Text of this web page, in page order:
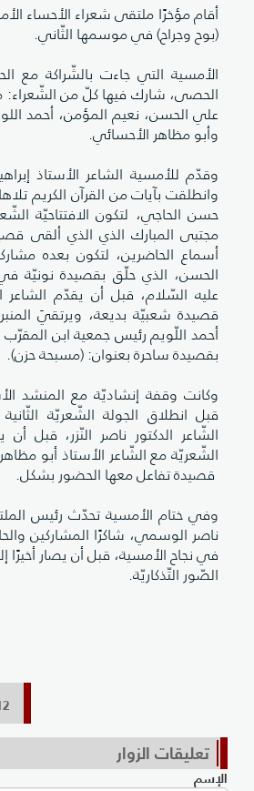
أقام مؤخرًا ملتقى شعراء الأحساء
(بوح وجراح) في موسمها الثّاني.
الأمسية التي جاءت بالشّراكة مع
الحصى، شارك فيها كلّ من الشّعراء:
علي الحسن، نعيم المؤمن، أحمد
وأبو مظاهر الأحسائي.
وقدّم للأمسية الشاعر الأستاذ
وانطلقت بآيات من القرآن الكريم
حسن الحاجي، لتكون الافتتاحيّة
مجتبى المبارك الذي الذي ألقى
أسماع الحاضرين، لتكون بعده
الحسن، الذي حلّق بقصيدة نونيّة
عليه السّلام، قبل أن يقدّم الشاعر
قصيدة شعبيّة بديعة، ويرتقيَ
أحمد اللّويم رئيس جمعية ابن المقرّب
بقصيدة ساحرة بعنوان: (مسبحة حزن).
وكانت وقفة إنشاديّة مع المنشد
قبل انطلاق الجولة الشّعريّة
الشّاعر الدكتور ناصر النّزر، قبل
الشّعريّة مع الشّاعر الأستاذ أبو
قصيدة تفاعل معها الحضور بشكل.
وفي ختام الأمسية تحدّث رئيس
ناصر الوسمي، شاكرًا المشاركين
في نجاح الأمسية، قبل أن يصار
الصّور التّذكاريّة.
تعليقات الزوار
الإسم